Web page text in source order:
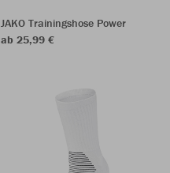
JAKO Trainingshose Power
ab 25,99 €